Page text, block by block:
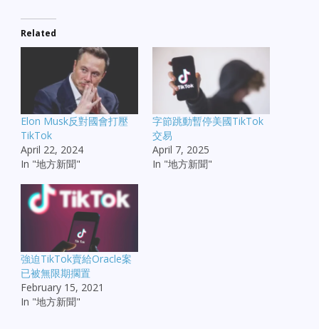
Related
Elon Musk反對國會打壓
TikTok
April 22, 2024
In "地方新聞"
字節跳動暫停美國TikTok
交易
April 7, 2025
In "地方新聞"
強迫TikTok賣給Oracle案
已被無限期擱置
February 15, 2021
In "地方新聞"